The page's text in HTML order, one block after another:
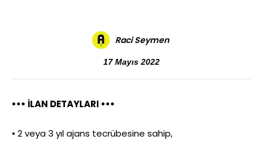
Raci Seymen
17 Mayıs 2022
••• İLAN DETAYLARI •••
• 2 veya 3 yıl ajans tecrübesine sahip,